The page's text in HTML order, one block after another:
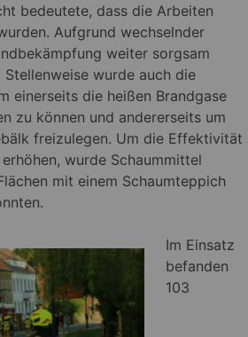
bedeutete, dass die Arbeiten
Aufgrund wechselnder
weiter sorgsam
wurde auch die
einerseits die heißen Brandgase
zu können und andererseits um
freizulegen. Um die Effektivität
wurde Schaummittel
mit einem Schaumteppich
Im Einsatz
befanden
103